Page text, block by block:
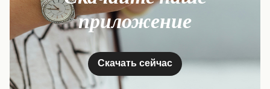
приложение
Скачать сейчас